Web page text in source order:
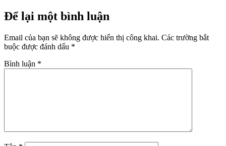
Để lại một bình luận
Email của bạn sẽ không được hiển thị công khai. Các trường bắt
buộc được đánh dấu *
Bình luận *